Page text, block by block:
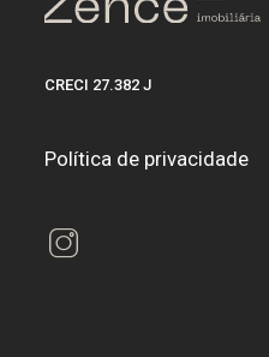
CRECI 27.382 J
Política de privacidade